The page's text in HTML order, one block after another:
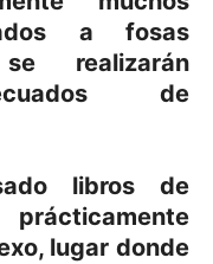
a fosas
realizarán
de
libros de
lugar donde